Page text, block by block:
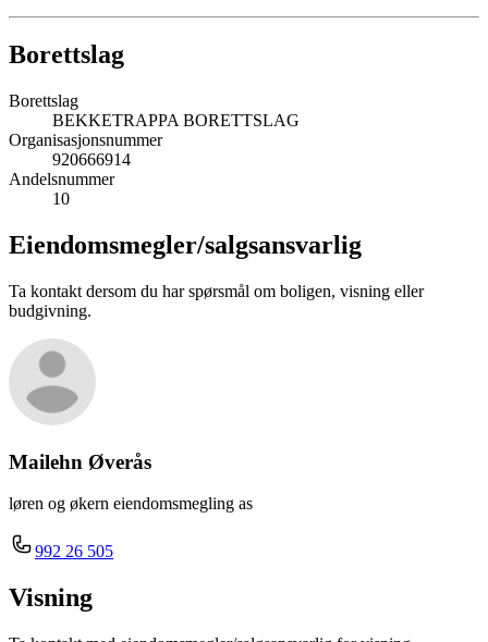
Borettslag
Borettslag
BEKKETRAPPA BORETTSLAG
Organisasjonsnummer
920666914
Andelsnummer
10
Eiendomsmegler/salgsansvarlig
Ta kontakt dersom du har spørsmål om boligen, visning eller
budgivning.
Mailehn Øverås
løren og økern eiendomsmegling as
992 26 505
Visning